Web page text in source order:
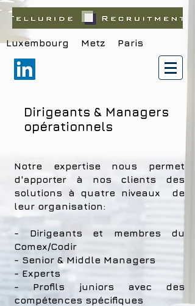
Luxembourg Metz Paris
Dirigeants & Managers
opérationnels
Notre expertise nous permet
d'apporter à nos clients des
solutions à quatre niveaux de
leur organisation:
- Dirigeants et membres du
Comex/Codir
- Senior & Middle Managers
- Experts
- Profils juniors avec des
compétences spécifiques